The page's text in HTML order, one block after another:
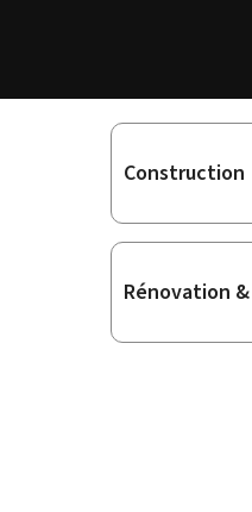
Sous-
Construction
Rénovation